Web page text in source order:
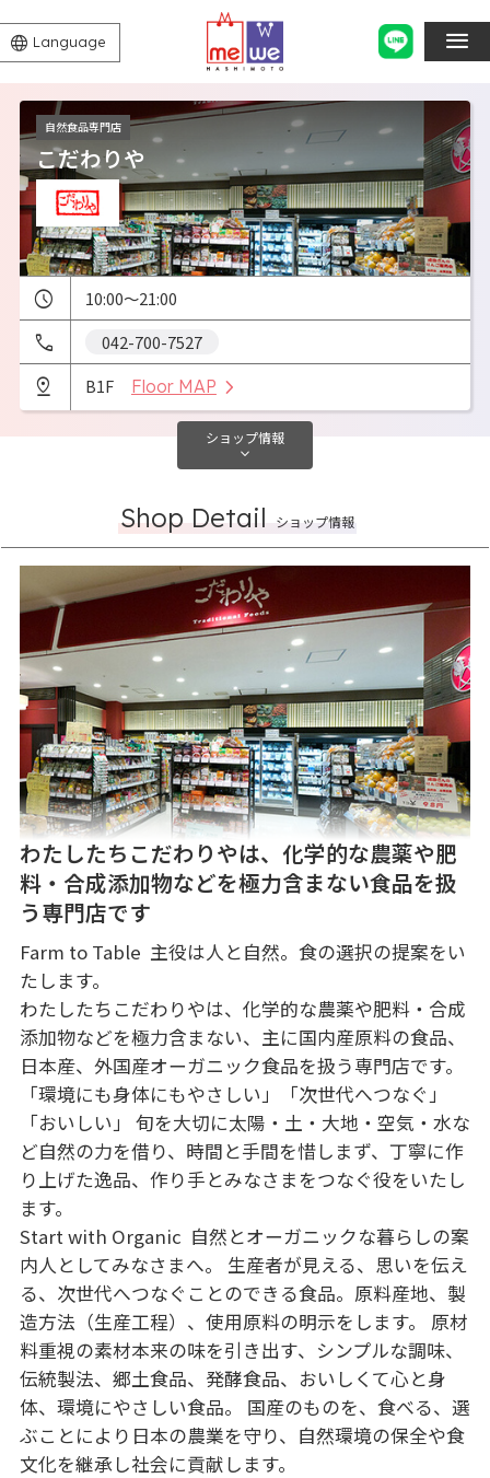
Language
自然食品専門店
こだわりや
10:00～21:00
042-700-7527
B1F
Floor MAP
ショップ情報
Shop Detail ショップ情報
わたしたちこだわりやは、化学的な農薬や肥
料・合成添加物などを極力含まない食品を扱
う専門店です
Farm to Table  主役は人と自然。食の選択の提案をい
たします。
わたしたちこだわりやは、化学的な農薬や肥料・合成
添加物などを極力含まない、主に国内産原料の食品、
日本産、外国産オーガニック食品を扱う専門店です。
「環境にも身体にもやさしい」「次世代へつなぐ」
「おいしい」 旬を大切に太陽・土・大地・空気・水な
ど自然の力を借り、時間と手間を惜しまず、丁寧に作
り上げた逸品、作り手とみなさまをつなぐ役をいたし
ます。
Start with Organic  自然とオーガニックな暮らしの案
内人としてみなさまへ。 生産者が見える、思いを伝え
る、次世代へつなぐことのできる食品。原料産地、製
造方法（生産工程）、使用原料の明示をします。 原材
料重視の素材本来の味を引き出す、シンプルな調味、
伝統製法、郷土食品、発酵食品、おいしくて心と身
体、環境にやさしい食品。 国産のものを、食べる、選
ぶことにより日本の農業を守り、自然環境の保全や食
文化を継承し社会に貢献します。